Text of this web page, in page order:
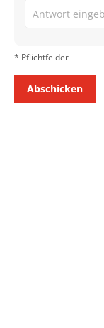
for
x
* Pflichtfelder